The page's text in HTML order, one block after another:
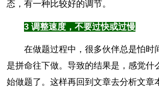
态，有一种比较好的调节。
3 调整速度，不要过快或过慢
在做题过程中，很多伙伴总是怕时
是拼命往下做。导致的结果是，感觉什
始做题了。这样再回到文章去分析文章